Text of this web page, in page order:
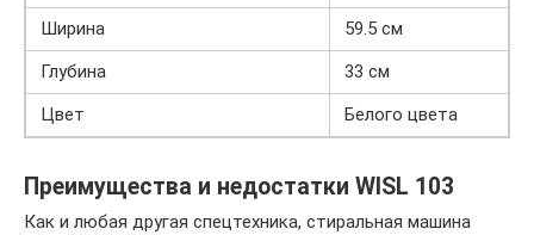
Ширина
59.5 см
Глубина
33 см
Цвет
Белого цвета
Преимущества и недостатки WISL 103
Как и любая другая спецтехника, стиральная машина